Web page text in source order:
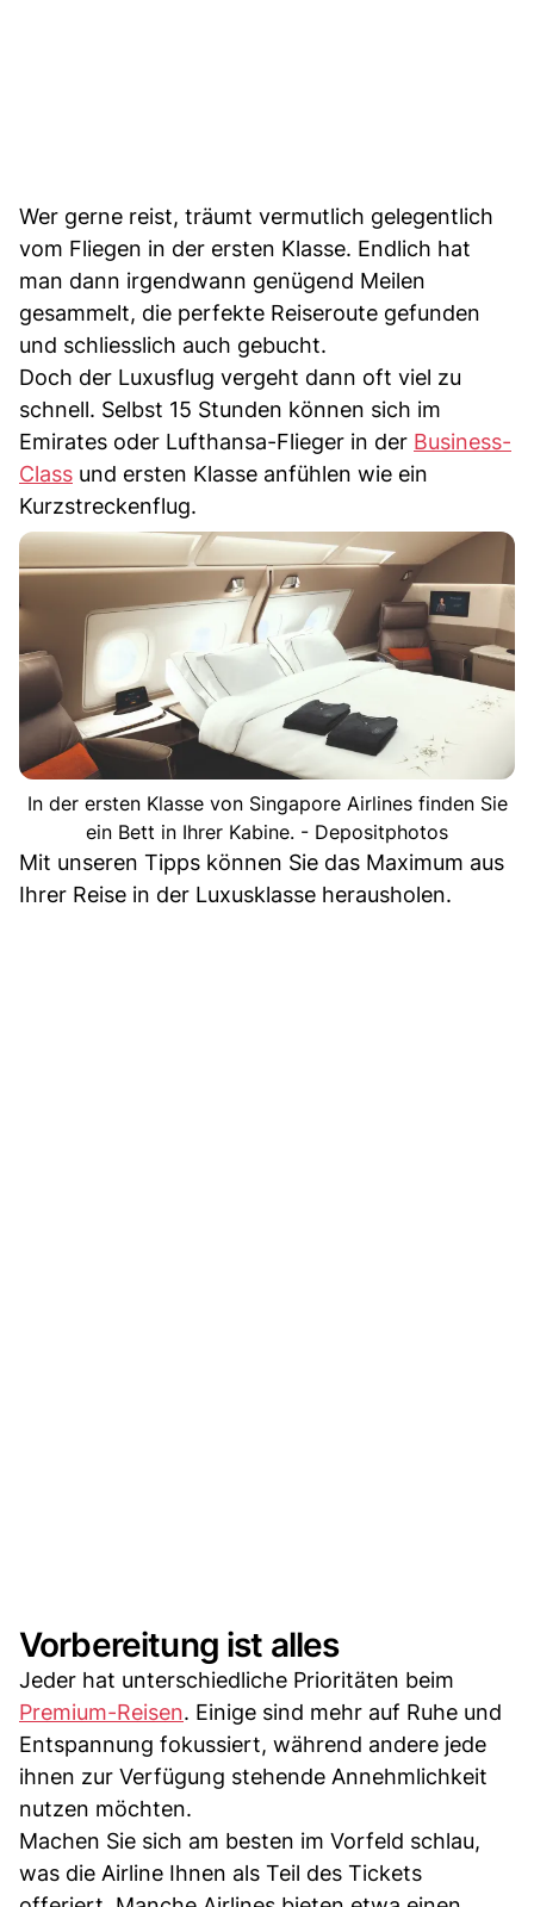
Wer gerne reist, träumt vermutlich gelegentlich
vom Fliegen in der ersten Klasse. Endlich hat
man dann irgendwann genügend Meilen
gesammelt, die perfekte Reiseroute gefunden
und schliesslich auch gebucht.
Doch der Luxusflug vergeht dann oft viel zu
schnell. Selbst 15 Stunden können sich im
Emirates oder Lufthansa-Flieger in der Business-
Class und ersten Klasse anfühlen wie ein
Kurzstreckenflug.
In der ersten Klasse von Singapore Airlines finden Sie
ein Bett in Ihrer Kabine. - Depositphotos
Mit unseren Tipps können Sie das Maximum aus
Ihrer Reise in der Luxusklasse herausholen.
Vorbereitung ist alles
Jeder hat unterschiedliche Prioritäten beim
Premium-Reisen. Einige sind mehr auf Ruhe und
Entspannung fokussiert, während andere jede
ihnen zur Verfügung stehende Annehmlichkeit
nutzen möchten.
Machen Sie sich am besten im Vorfeld schlau,
was die Airline Ihnen als Teil des Tickets